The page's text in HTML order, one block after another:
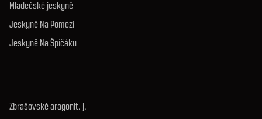
Mladečské jeskyně
Jeskyně Na Pomezí
Jeskyně Na Špičáku
Zbrašovské aragonit. j.